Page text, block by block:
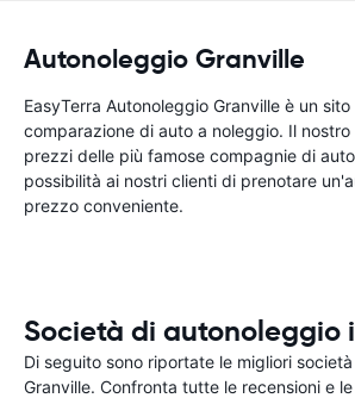
Autonoleggio Granville
EasyTerra Autonoleggio Granville è un
comparazione di auto a noleggio. Il
prezzi delle più famose compagnie di
possibilità ai nostri clienti di prenotare
prezzo conveniente.
Società di autonoleggio
Di seguito sono riportate le migliori
Granville. Confronta tutte le recensioni e